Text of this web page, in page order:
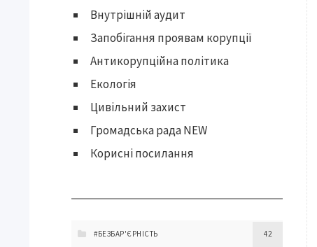
Внутрішній аудит
Запобігання проявам корупції
Антикорупційна політика
Екологія
Цивільний захист
Громадська рада NEW
Корисні посилання
#БЕЗБАР'ЄРНІСТЬ 42